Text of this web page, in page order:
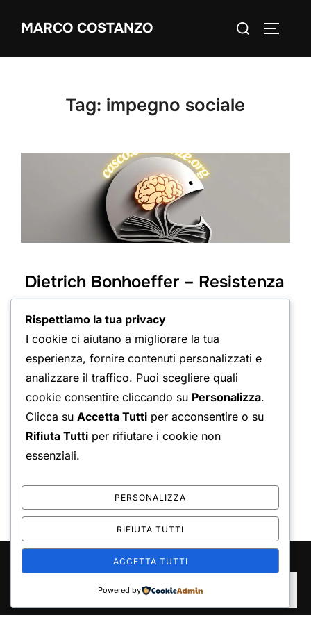
MARCO COSTANZO
Cerca
Tag: impegno sociale
Dietrich Bonhoeffer – Resistenza
diMarco Costanzo ho imparato...
il
14, 2025
Nessun commento
Impariamo a conoscere l’ideatore della teoria della
stupidità. Questo autore è poco conosciuto ma le
sue idee possono fare la differenza nel nostro
impegno politico contro la stupidità collettiva.
Copyright © 2026 Marco Costanzo
Inspiro ThemediWPZOOM
Rispettiamo la tua privacy
I cookie ci aiutano a migliorare la tua
esperienza, fornire contenuti personalizzati e
analizzare il traffico. Puoi scegliere quali
cookie consentire cliccando su Personalizza.
Clicca su Accetta Tutti per acconsentire o su
Rifiuta Tutti per rifiutare i cookie non
essenziali.
PERSONALIZZA
RIFIUTA TUTTI
ACCETTA TUTTI
Powered by